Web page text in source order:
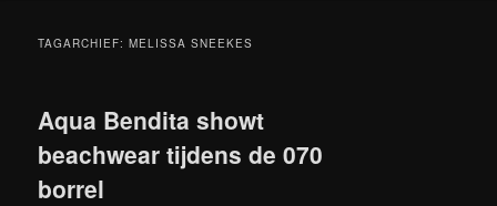
TAGARCHIEF:MELISSA SNEEKES
Aqua Bendita showt
beachwear tijdens de 070
borrel